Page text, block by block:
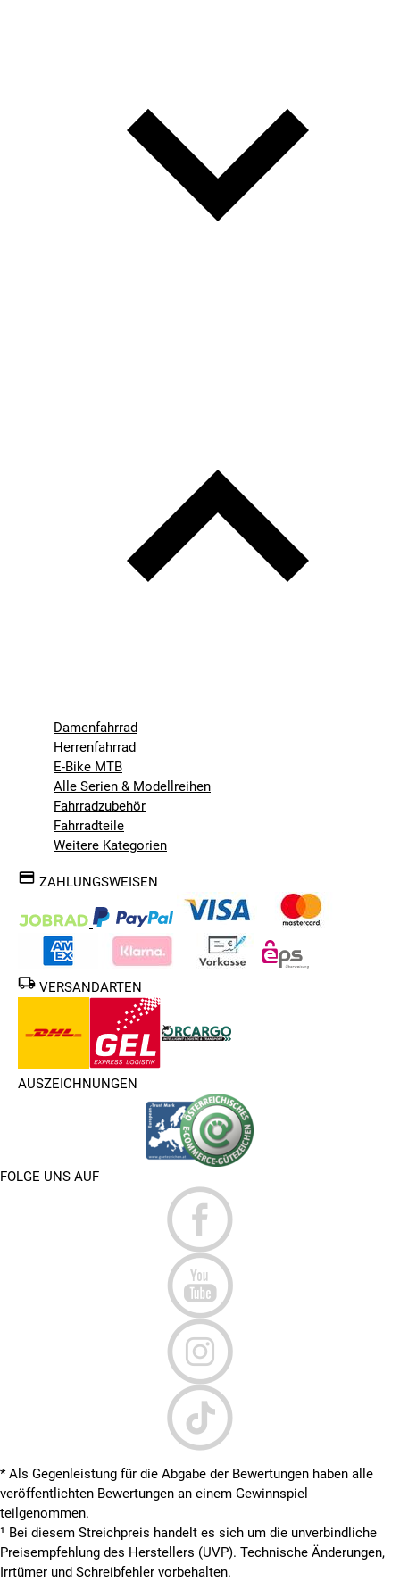
Damenfahrrad
Herrenfahrrad
E-Bike MTB
Alle Serien & Modellreihen
Fahrradzubehör
Fahrradteile
Weitere Kategorien
ZAHLUNGSWEISEN
VERSANDARTEN
AUSZEICHNUNGEN
FOLGE UNS AUF
* Als Gegenleistung für die Abgabe der Bewertungen haben alle
veröffentlichten Bewertungen an einem Gewinnspiel
teilgenommen.
¹ Bei diesem Streichpreis handelt es sich um die unverbindliche
Preisempfehlung des Herstellers (UVP). Technische Änderungen,
Irrtümer und Schreibfehler vorbehalten.